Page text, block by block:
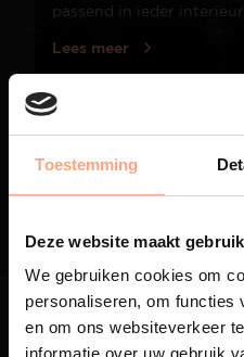
Toestemming
Deze website maakt
We gebruiken cookies om
personaliseren, om functies
en om ons websiteverkeer
informatie over uw gebruik
passend in ieder interieur.
Lees meer